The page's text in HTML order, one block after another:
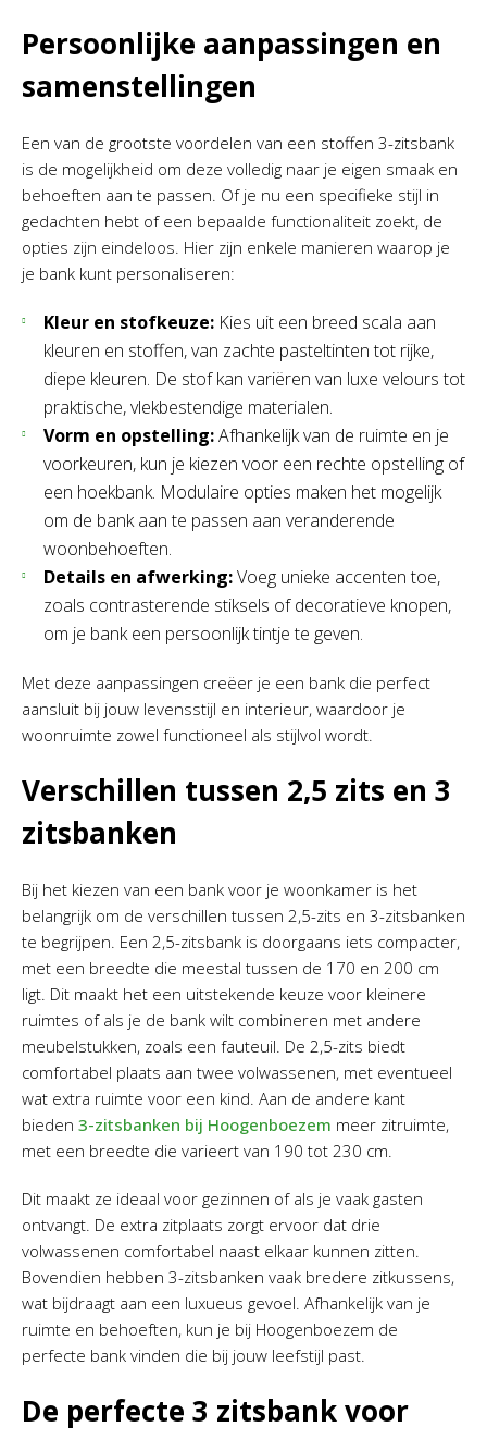
Persoonlijke aanpassingen en
samenstellingen
Een van de grootste voordelen van een stoffen 3-zitsbank
is de mogelijkheid om deze volledig naar je eigen smaak en
behoeften aan te passen. Of je nu een specifieke stijl in
gedachten hebt of een bepaalde functionaliteit zoekt, de
opties zijn eindeloos. Hier zijn enkele manieren waarop je
je bank kunt personaliseren:
Kleur en stofkeuze: Kies uit een breed scala aan
kleuren en stoffen, van zachte pasteltinten tot rijke,
diepe kleuren. De stof kan variëren van luxe velours tot
praktische, vlekbestendige materialen.
Vorm en opstelling:Afhankelijk van de ruimte en je
voorkeuren, kun je kiezen voor een rechte opstelling of
een hoekbank. Modulaire opties maken het mogelijk
om de bank aan te passen aan veranderende
woonbehoeften.
Details en afwerking:Voeg unieke accenten toe,
zoals contrasterende stiksels of decoratieve knopen,
om je bank een persoonlijk tintje te geven.
Met deze aanpassingen creëer je een bank die perfect
aansluit bij jouw levensstijl en interieur, waardoor je
woonruimte zowel functioneel als stijlvol wordt.
Verschillen tussen 2,5 zits en 3
zitsbanken
Bij het kiezen van een bank voor je woonkamer is het
belangrijk om de verschillen tussen 2,5-zits en 3-zitsbanken
te begrijpen. Een 2,5-zitsbank is doorgaans iets compacter,
met een breedte die meestal tussen de 170 en 200 cm
ligt. Dit maakt het een uitstekende keuze voor kleinere
ruimtes of als je de bank wilt combineren met andere
meubelstukken, zoals een fauteuil. De 2,5-zits biedt
comfortabel plaats aan twee volwassenen, met eventueel
wat extra ruimte voor een kind. Aan de andere kant
bieden 3-zitsbanken bij Hoogenboezem meer zitruimte,
met een breedte die varieert van 190 tot 230 cm.
Dit maakt ze ideaal voor gezinnen of als je vaak gasten
ontvangt. De extra zitplaats zorgt ervoor dat drie
volwassenen comfortabel naast elkaar kunnen zitten.
Bovendien hebben 3-zitsbanken vaak bredere zitkussens,
wat bijdraagt aan een luxueus gevoel. Afhankelijk van je
ruimte en behoeften, kun je bij Hoogenboezem de
perfecte bank vinden die bij jouw leefstijl past.
De perfecte 3 zitsbank voor